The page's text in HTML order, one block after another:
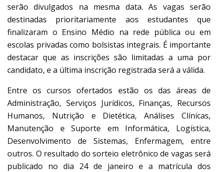
serão divulgados na mesma data. As vagas serão
destinadas prioritariamente aos estudantes que
finalizaram o Ensino Médio na rede pública ou em
escolas privadas como bolsistas integrais. É importante
destacar que as inscrições são limitadas a uma por
candidato, e a última inscrição registrada será a válida.
Entre os cursos ofertados estão os das áreas de
Administração, Serviços Jurídicos, Finanças, Recursos
Humanos, Nutrição e Dietética, Análises Clínicas,
Manutenção e Suporte em Informática, Logística,
Desenvolvimento de Sistemas, Enfermagem, entre
outros. O resultado do sorteio eletrônico de vagas será
publicado no dia 24 de janeiro e a matrícula dos